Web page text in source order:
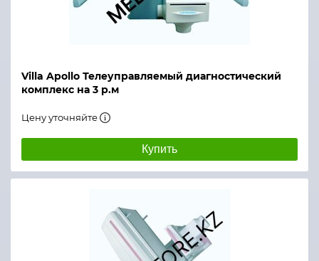
Villa Apollo Телеуправляемый диагностический
комплекс на 3 р.м
Цену уточняйте
Купить